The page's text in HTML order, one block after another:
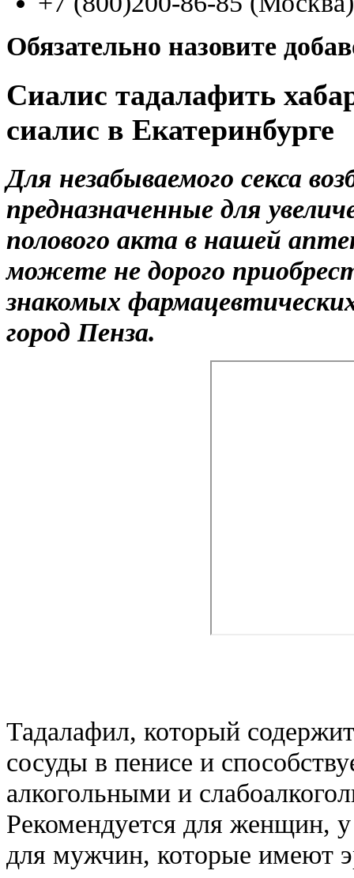
Обязательно назовите
Сиалис тадалафить
сиалис в Екатеринбурге
Для незабываемого секса
предназначенные для
полового акта в нашей
можете не дорого
знакомых
город Пенза.
Тадалафил, который
сосуды в пенисе и
алкогольными и
Рекомендуется для женщин,
для мужчин, которые имеют